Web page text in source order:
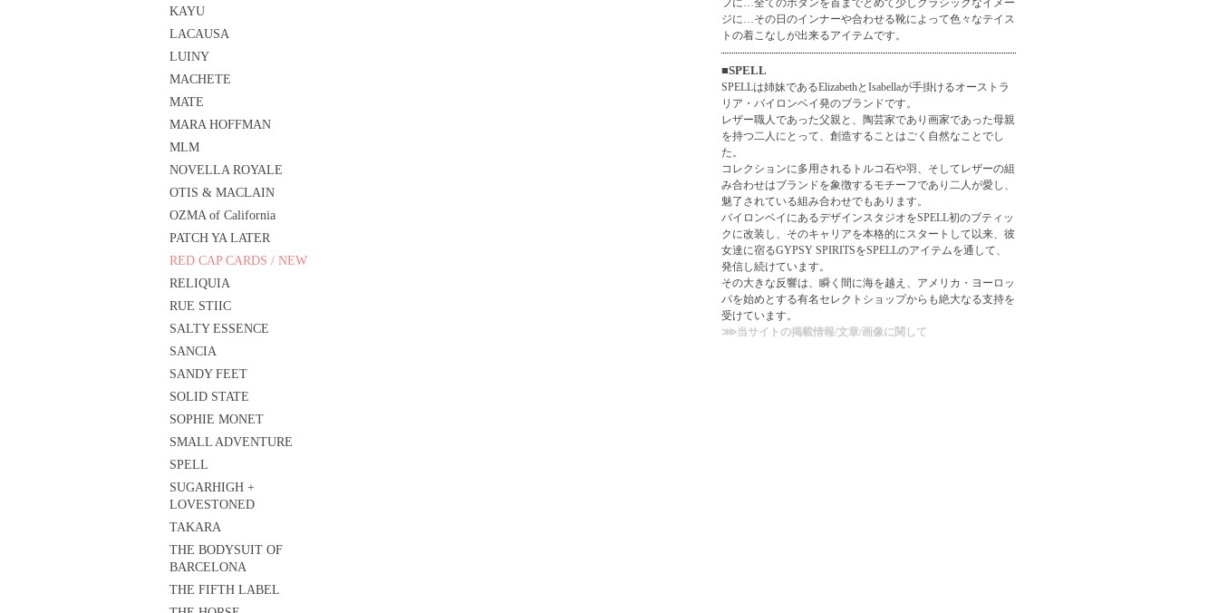
KAYU
LACAUSA
LUINY
MACHETE
MATE
MARA HOFFMAN
MLM
NOVELLA ROYALE
OTIS & MACLAIN
OZMA of California
PATCH YA LATER
RED CAP CARDS / NEW
RELIQUIA
RUE STIIC
SALTY ESSENCE
SANCIA
SANDY FEET
SOLID STATE
SOPHIE MONET
SMALL ADVENTURE
SPELL
SUGARHIGH +
LOVESTONED
TAKARA
THE BODYSUIT OF
BARCELONA
THE FIFTH LABEL
フに…全てのボタンを首までとめて少しクラシックなイメー
ジに…その日のインナーや合わせる靴によって色々なテイス
トの着こなしが出来るアイテムです。
■SPELL
SPELLは姉妹であるElizabethとIsabellaが手掛けるオーストラ
リア・バイロンベイ発のブランドです。
レザー職人であった父親と、陶芸家であり画家であった母親
を持つ二人にとって、創造することはごく自然なことでし
た。
コレクションに多用されるトルコ石や羽、そしてレザーの組
み合わせはブランドを象徴するモチーフであり二人が愛し、
魅了されている組み合わせでもあります。
バイロンベイにあるデザインスタジオをSPELL初のブティッ
クに改装し、そのキャリアを本格的にスタートして以来、彼
女達に宿るGYPSY SPIRITSをSPELLのアイテムを通して、
発信し続けています。
その大きな反響は、瞬く間に海を越え、アメリカ・ヨーロッ
パを始めとする有名セレクトショップからも絶大なる支持を
受けています。
⋙当サイトの掲載情報/文章/画像に関して